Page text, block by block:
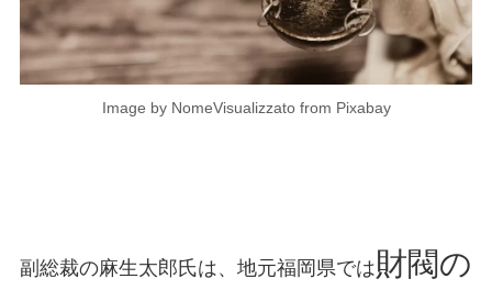
Image by NomeVisualizzato from Pixabay
副総裁の麻生太郎氏は、地元福岡県では財閥の